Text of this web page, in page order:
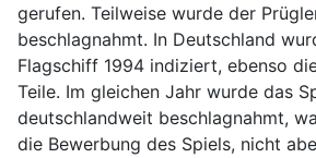
gerufen. Teilweise wurde der
beschlagnahmt. In Deutschland
Flagschiff 1994 indiziert, ebenso
Teile. Im gleichen Jahr wurde das
deutschlandweit beschlagnahmt,
die Bewerbung des Spiels, nicht